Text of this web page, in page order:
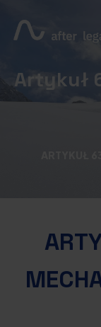
Artykuł
ARTYKUŁ